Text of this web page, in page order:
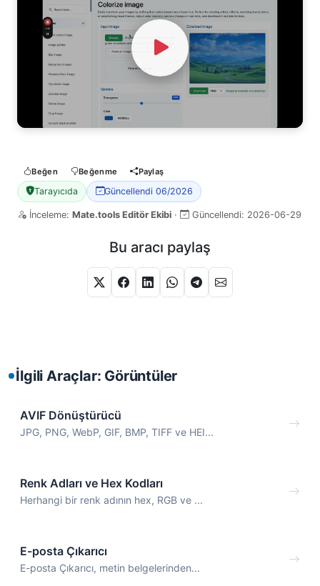
Watch Video
Beğen Beğenme Paylaş
Tarayıcıda Güncellendi 06/2026
İnceleme: Mate.tools Editör Ekibi · Güncellendi: 2026-06-29
Bu aracı paylaş
İlgili Araçlar: Görüntüler
AVIF Dönüştürücü
JPG, PNG, WebP, GIF, BMP, TIFF ve HEI...
Renk Adları ve Hex Kodları
Herhangi bir renk adının hex, RGB ve ...
E-posta Çıkarıcı
E-posta Çıkarıcı, metin belgelerinden...